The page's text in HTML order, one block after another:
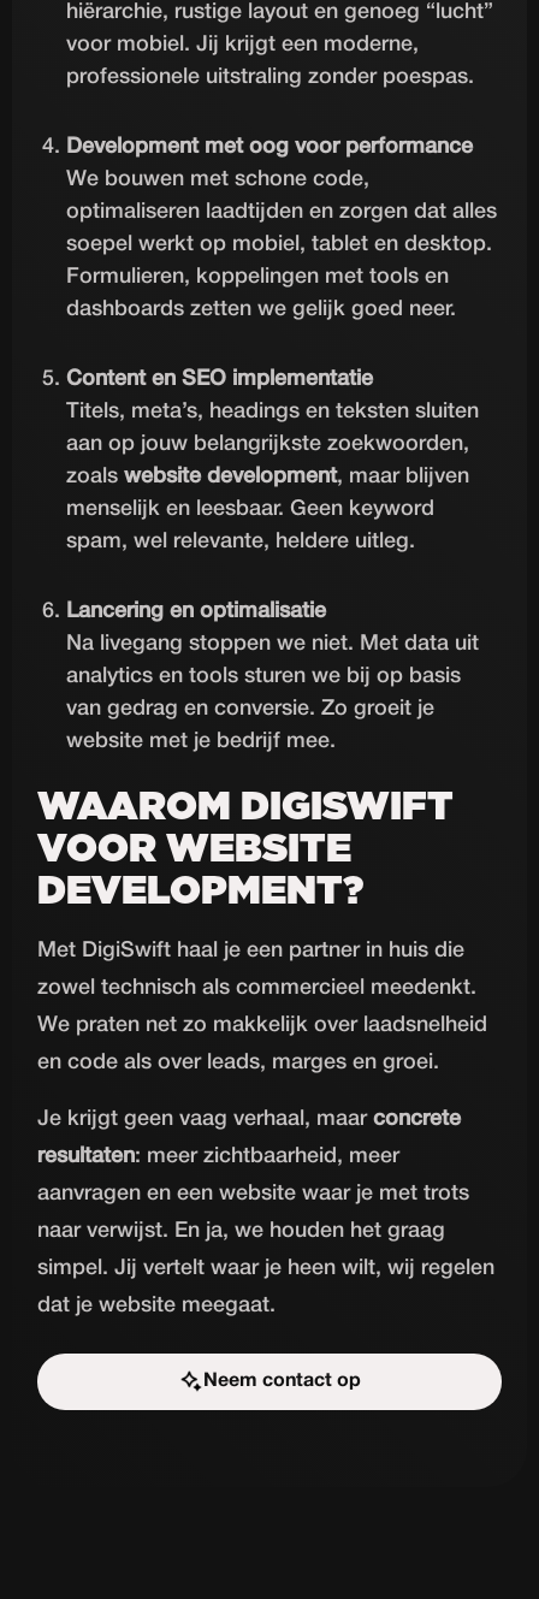
hiërarchie, rustige layout en genoeg “lucht”
voor mobiel. Jij krijgt een moderne,
professionele uitstraling zonder poespas.
Development met oog voor performance
We bouwen met schone code,
optimaliseren laadtijden en zorgen dat alles
soepel werkt op mobiel, tablet en desktop.
Formulieren, koppelingen met tools en
dashboards zetten we gelijk goed neer.
Content en SEO implementatie
Titels, meta’s, headings en teksten sluiten
aan op jouw belangrijkste zoekwoorden,
zoalswebsite development, maar blijven
menselijk en leesbaar. Geen keyword
spam, wel relevante, heldere uitleg.
Lancering en optimalisatie
Na livegang stoppen we niet. Met data uit
analytics en tools sturen we bij op basis
van gedrag en conversie. Zo groeit je
website met je bedrijf mee.
WAAROM DIGISWIFT
VOOR WEBSITE
DEVELOPMENT?
Met DigiSwift haal je een partner in huis die
zowel technisch als commercieel meedenkt.
We praten net zo makkelijk over laadsnelheid
en code als over leads, marges en groei.
Je krijgt geen vaag verhaal, maarconcrete
resultaten: meer zichtbaarheid, meer
aanvragen en een website waar je met trots
naar verwijst. En ja, we houden het graag
simpel. Jij vertelt waar je heen wilt, wij regelen
dat je website meegaat.
Neem contact op
Start de uitdaging